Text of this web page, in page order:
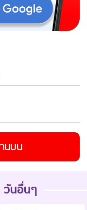
นบน
วันอื่นๆ